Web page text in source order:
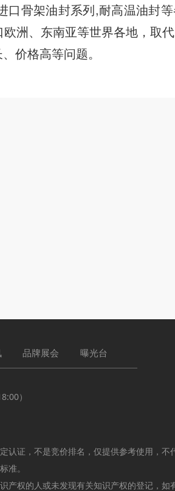
骨架油封系列,耐高温油封
洲、东南亚等世界各地，取
价格高等问题。
品牌展会 曝光台
）
认证，不是竞价排名，仅提供参考使用，
准。
产权的人或未发现有关知识产权的登记，如